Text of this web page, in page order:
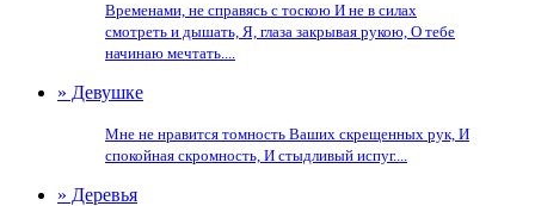
Временами, не справясь с тоскою И не в силах
смотреть и дышать, Я, глаза закрывая рукою, О тебе
начинаю мечтать....
» Девушке
Мне не нравится томность Ваших скрещенных рук, И
спокойная скромность, И стыдливый испуг....
» Деревья